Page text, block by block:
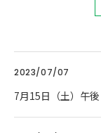
2023/07/07
7月15日（土）午